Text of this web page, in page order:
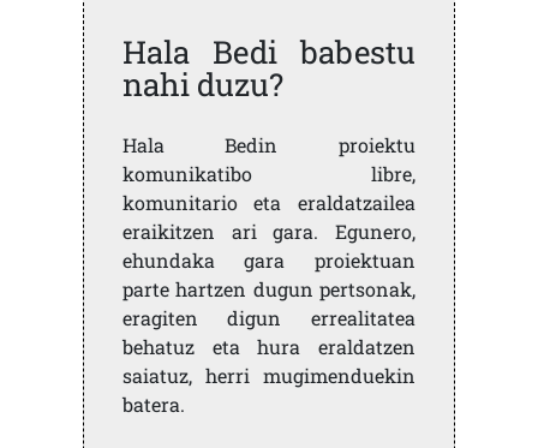
Hala Bedi babestu
nahi duzu?
Hala Bedin proiektu
komunikatibo libre,
komunitario eta eraldatzailea
eraikitzen ari gara. Egunero,
ehundaka gara proiektuan
parte hartzen dugun pertsonak,
eragiten digun errealitatea
behatuz eta hura eraldatzen
saiatuz, herri mugimenduekin
batera.